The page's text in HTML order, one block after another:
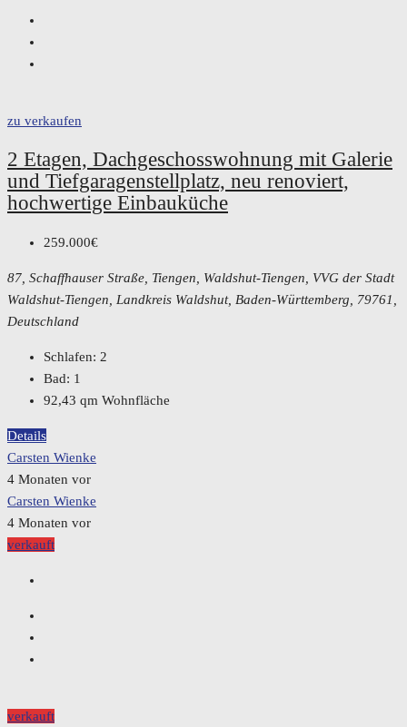
zu verkaufen
2 Etagen, Dachgeschosswohnung mit Galerie
und Tiefgaragenstellplatz, neu renoviert,
hochwertige Einbauküche
259.000€
87, Schaffhauser Straße, Tiengen, Waldshut-Tiengen, VVG der Stadt
Waldshut-Tiengen, Landkreis Waldshut, Baden-Württemberg, 79761,
Deutschland
Schlafen: 2
Bad: 1
92,43 qm Wohnfläche
Details
Carsten Wienke
4 Monaten vor
Carsten Wienke
4 Monaten vor
verkauft
verkauft